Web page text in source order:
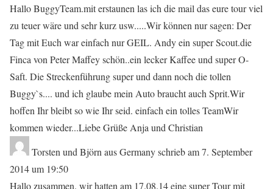
Hallo BuggyTeam.mit erstaunen las ich die mail das eure tour viel
zu teuer wäre und sehr kurz usw.....Wir können nur sagen: Der
Tag mit Euch war einfach nur GEIL. Andy ein super Scout.die
Finca von Peter Maffey schön..ein lecker Kaffee und super O-
Saft. Die Streckenführung super und dann noch die tollen
Buggy`s.... und ich glaube mein Auto braucht auch Sprit.Wir
hoffen Ihr bleibt so wie Ihr seid. einfach ein tolles TeamWir
kommen wieder...Liebe Grüße Anja und Christian
Torsten und BjörnausGermanyschrieb am7. September
2014um 19:50
Hallo zusammen. wir hatten am 17.08.14 eine super Tour mit